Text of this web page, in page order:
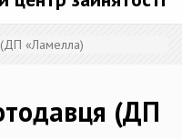
«Ламелла)
(ДП